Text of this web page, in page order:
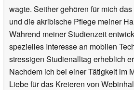
wagte. Seither gehören für mich
und die akribische Pflege meiner
Während meiner Studienzeit
spezielles Interesse an mobilen
stressigen Studienalltag erheblich
Nachdem ich bei einer Tätigkeit im
Liebe für das Kreieren von